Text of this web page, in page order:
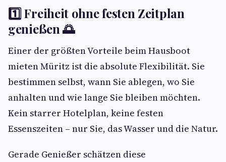
1️⃣ Freiheit ohne festen Zeitplan
genießen 🌅
Einer der größten Vorteile beim Hausboot
mieten Müritz ist die absolute Flexibilität. Sie
bestimmen selbst, wann Sie ablegen, wo Sie
anhalten und wie lange Sie bleiben möchten.
Kein starrer Hotelplan, keine festen
Essenszeiten – nur Sie, das Wasser und die Natur.
Gerade Genießer schätzen diese